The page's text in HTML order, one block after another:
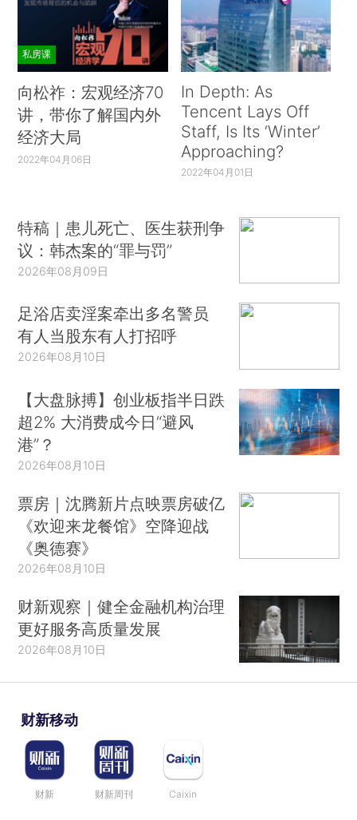
私房课
向松祚：宏观经济70
讲，带你了解国内外
经济大局
2022年04月06日
In Depth: As
Tencent Lays Off
Staff, Is Its ‘Winter’
Approaching?
2022年04月01日
特稿｜患儿死亡、医生获刑争
议：韩杰案的“罪与罚”
2026年08月09日
足浴店卖淫案牵出多名警员
有人当股东有人打招呼
2026年08月10日
【大盘脉搏】创业板指半日跌
超2% 大消费成今日“避风
港”？
2026年08月10日
票房｜沈腾新片点映票房破亿
《欢迎来龙餐馆》空降迎战
《奥德赛》
2026年08月10日
财新观察｜健全金融机构治理
更好服务高质量发展
2026年08月10日
财新移动
财新 财新周刊 Caixin